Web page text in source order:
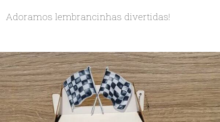
Adoramos lembrancinhas divertidas!